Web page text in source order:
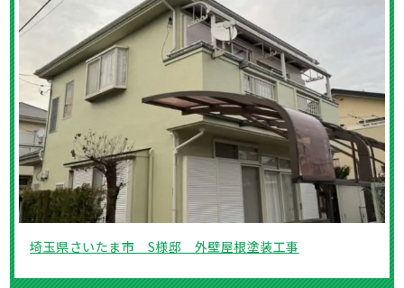
埼玉県さいたま市 S様邸 外壁屋根塗装工事